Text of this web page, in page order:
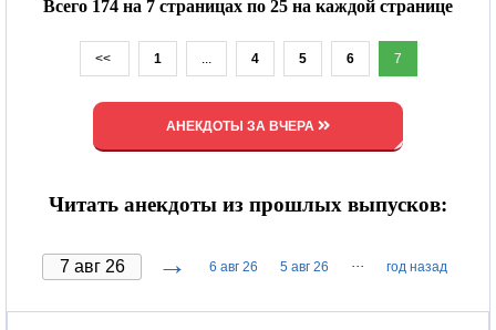
Всего 174 на 7 страницах по 25 на каждой странице
<< 1 ... 4 5 6 7
АНЕКДОТЫ ЗА ВЧЕРА
Читать анекдоты из прошлых выпусков:
→ 6 авг 26 5 авг 26 ··· год назад